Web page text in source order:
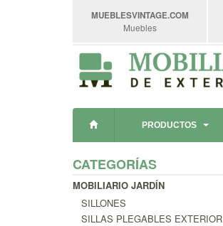
MUEBLESVINTAGE.COM
Muebles
PRODUCTOS
CATEGORÍAS
MOBILIARIO JARDÍN
SILLONES
SILLAS PLEGABLES EXTERIOR